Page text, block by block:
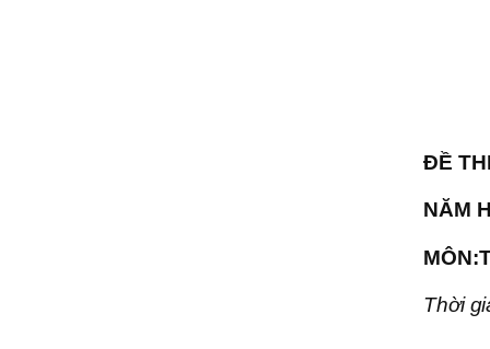
ĐỀ
NĂM
Thời